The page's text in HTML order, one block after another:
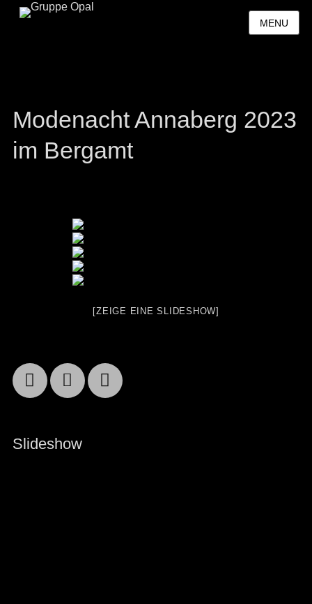
MENU
Modenacht Annaberg 2023
im Bergamt
[ZEIGE EINE SLIDESHOW]
Facebook
Email YouTube
Slideshow